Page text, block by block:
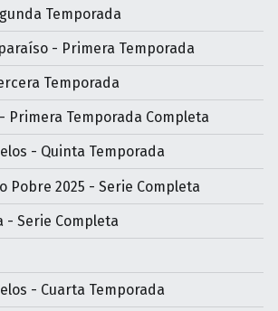
Temporada
- Primera Temporada
Temporada
Primera Temporada Completa
- Quinta Temporada
Pobre 2025 - Serie Completa
- Serie Completa
- Cuarta Temporada